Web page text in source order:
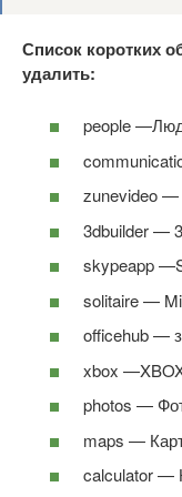
Список коротких
удалить:
people
zunevideo —
3dbuilder —
skypeapp
solitaire —
officehub —
xbox
photos —
maps —
calculator —